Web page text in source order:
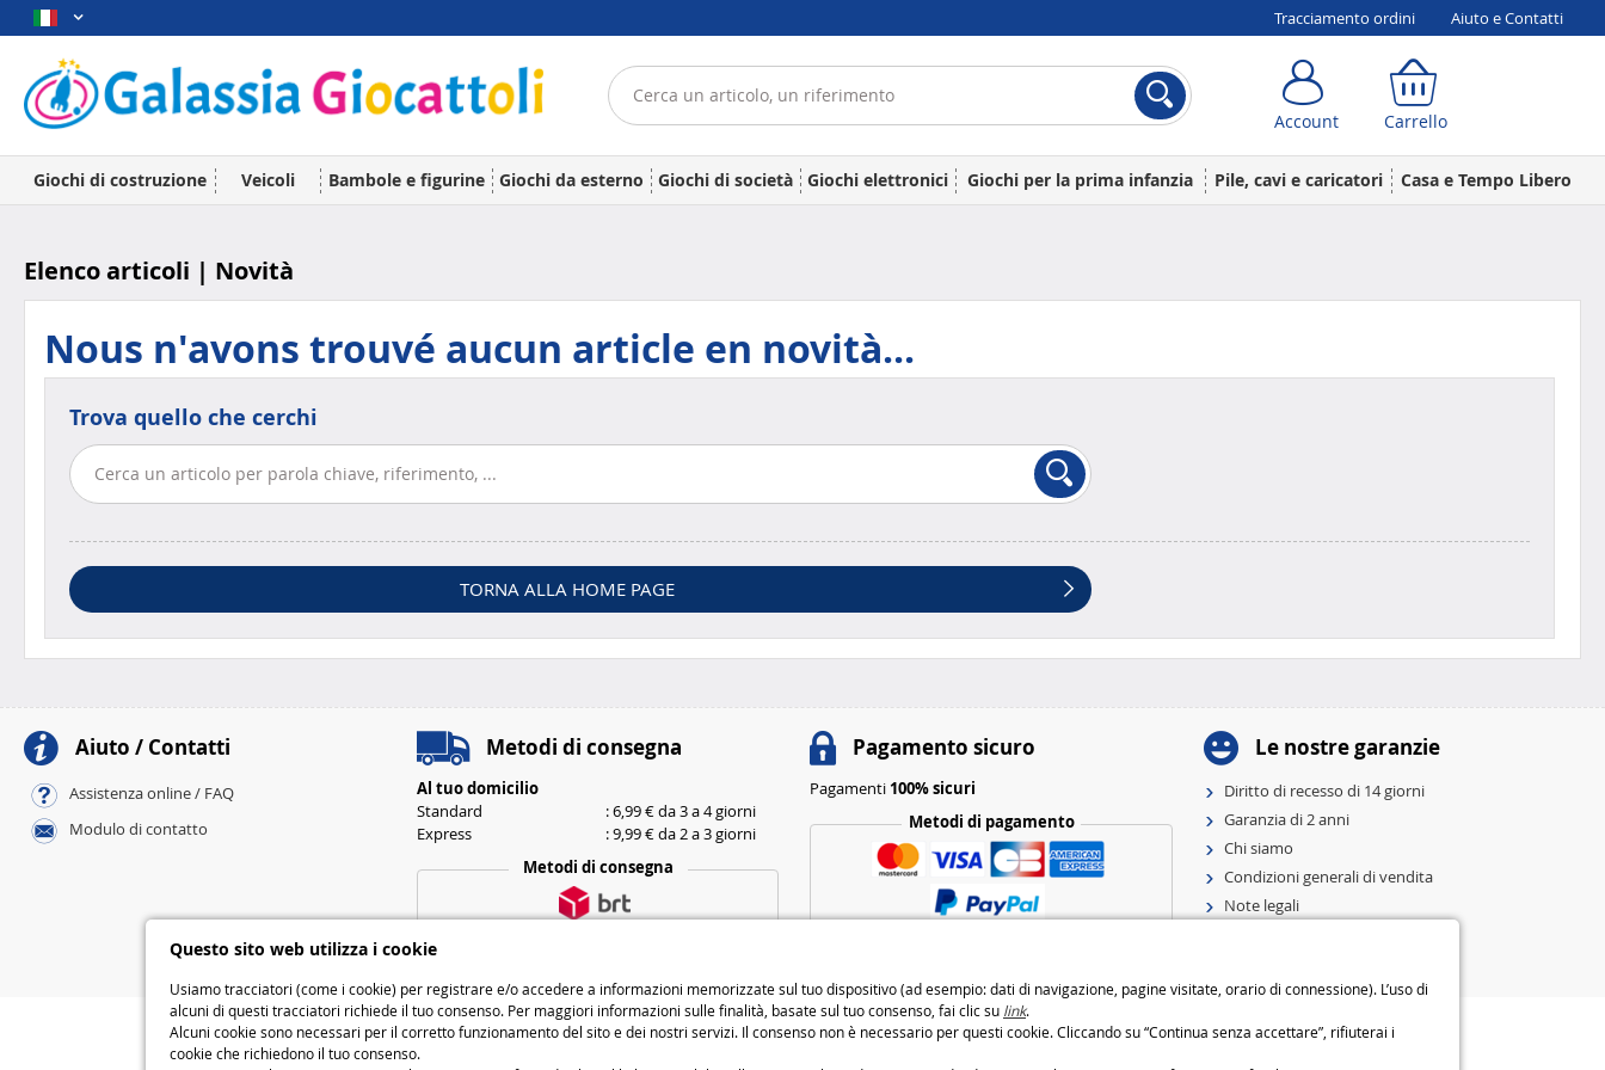
Questo sito web utilizza i cookie
Usiamo tracciatori (come i cookie) per registrare e/o accedere a informazioni memorizzate sul tuo dispositivo (ad esempio: dati di navigazione, pagine visitate, orario di connessione). L’uso di
alcuni di questi tracciatori richiede il tuo consenso. Per maggiori informazioni sulle finalità, basate sul tuo consenso, fai clic su link.
Alcuni cookie sono necessari per il corretto funzionamento del sito e dei nostri servizi. Il consenso non è necessario per questi cookie. Cliccando su “Continua senza accettare”, rifiuterai i
cookie che richiedono il tuo consenso.
Tracciamento ordini Aiuto e Contatti
Account Carrello
Giochi di costruzione Veicoli Bambole e figurine Giochi da esterno Giochi di società Giochi elettronici Giochi per la prima infanzia Pile, cavi e caricatori Casa e Tempo Libero
Elenco articoli | Novità
Nous n'avons trouvé aucun article en novità...
Trova quello che cerchi
TORNA ALLA HOME PAGE
Aiuto / Contatti
Assistenza online / FAQ
Modulo di contatto
Metodi di consegna
Al tuo domicilio
Standard
: 6,99 € da 3 a 4 giorni
Express
: 9,99 € da 2 a 3 giorni
Metodi di consegna
Pagamento sicuro
Pagamenti 100% sicuri
Metodi di pagamento
Le nostre garanzie
Diritto di recesso di 14 giorni
Garanzia di 2 anni
Chi siamo
Condizioni generali di vendita
Note legali
Account Carrello